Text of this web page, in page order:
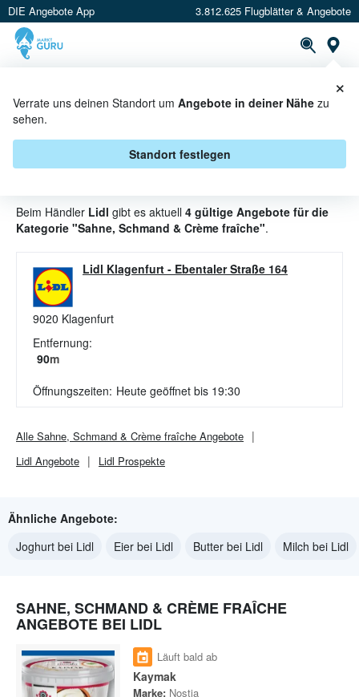
DIE Angebote App 3.812.625 Flugblätter & Angebote
Verrate uns deinen Standort um Angebote in deiner Nähe zu
sehen.
Standort festlegen
×
SAHNE, SCHMAND & CRÈME
FRAÎCHE ANGEBOTE & AKTIONEN
BEI LIDL
Beim Händler Lidl gibt es aktuell 4 gültige Angebote für die
Kategorie "Sahne, Schmand & Crème fraîche".
Lidl Klagenfurt - Ebentaler Straße 164
9020 Klagenfurt
Entfernung:
90m
Öffnungszeiten: Heute geöffnet bis 19:30
Alle Sahne, Schmand & Crème fraîche Angebote
Lidl Angebote Lidl Prospekte
Ähnliche Angebote:
Joghurt bei Lidl
Eier bei Lidl Butter bei Lidl Milch bei Lidl
SAHNE, SCHMAND & CRÈME FRAÎCHE
ANGEBOTE BEI LIDL
Läuft bald ab
Kaymak
Marke: Nostja